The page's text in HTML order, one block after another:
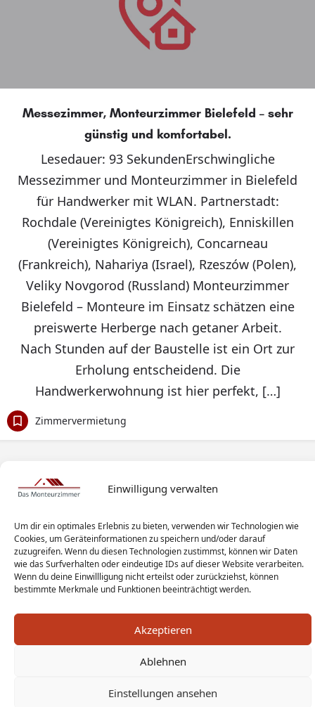
Einwilligung verwalten
Um dir ein optimales Erlebnis zu bieten, verwenden wir Technologien wie
Cookies, um Geräteinformationen zu speichern und/oder darauf
zuzugreifen. Wenn du diesen Technologien zustimmst, können wir Daten
wie das Surfverhalten oder eindeutige IDs auf dieser Website verarbeiten.
Wenn du deine Einwillligung nicht erteilst oder zurückziehst, können
bestimmte Merkmale und Funktionen beeinträchtigt werden.
Akzeptieren
Ablehnen
Einstellungen ansehen
Messezimmer, Monteurzimmer Bielefeld – sehr
günstig und komfortabel.
Lesedauer: 93 SekundenErschwingliche
Messezimmer und Monteurzimmer in Bielefeld
für Handwerker mit WLAN. Partnerstadt:
Rochdale (Vereinigtes Königreich), Enniskillen
(Vereinigtes Königreich), Concarneau
(Frankreich), Nahariya (Israel), Rzeszów (Polen),
Veliky Novgorod (Russland) Monteurzimmer
Bielefeld – Monteure im Einsatz schätzen eine
preiswerte Herberge nach getaner Arbeit.
Nach Stunden auf der Baustelle ist ein Ort zur
Erholung entscheidend. Die
Handwerkerwohnung ist hier perfekt, […]
Zimmervermietung